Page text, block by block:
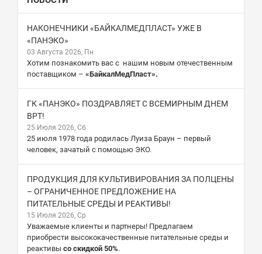
НАКОНЕЧНИКИ «БАЙКАЛМЕДПЛАСТ» УЖЕ В
«ПАНЭКО»
03 Августа 2026, Пн
Хотим познакомить вас с нашим новым отечественным
поставщиком – «БайкалМедПласт».
ГК «ПАНЭКО» ПОЗДРАВЛЯЕТ С ВСЕМИРНЫМ ДНЕМ
ВРТ!
25 Июля 2026, Сб
25 июля 1978 года родилась Луиза Браун – первый
человек, зачатый с помощью ЭКО.
ПРОДУКЦИЯ ДЛЯ КУЛЬТИВИРОВАНИЯ ЗА ПОЛЦЕНЫ
– ОГРАНИЧЕННОЕ ПРЕДЛОЖЕНИЕ НА
ПИТАТЕЛЬНЫЕ СРЕДЫ И РЕАКТИВЫ!
15 Июля 2026, Ср
Уважаемые клиенты и партнеры! Предлагаем
приобрести высококачественные питательные среды и
реактивы со скидкой 50%.